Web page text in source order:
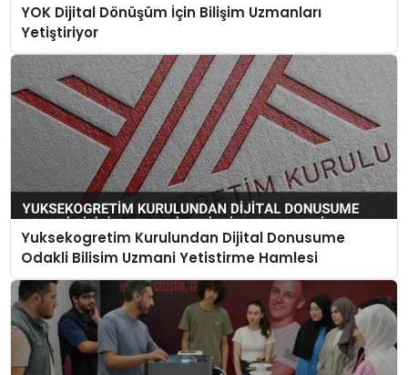
YOK Dijital Dönüşüm İçin Bilişim Uzmanları
Yetiştiriyor
Yuksekogretim Kurulundan Dijital Donusume
Odakli Bilisim Uzmani Yetistirme Hamlesi